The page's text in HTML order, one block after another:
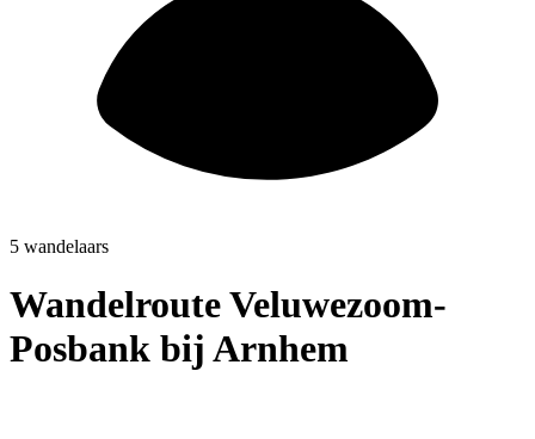
5 wandelaars
Wandelroute Veluwezoom-
Posbank bij Arnhem